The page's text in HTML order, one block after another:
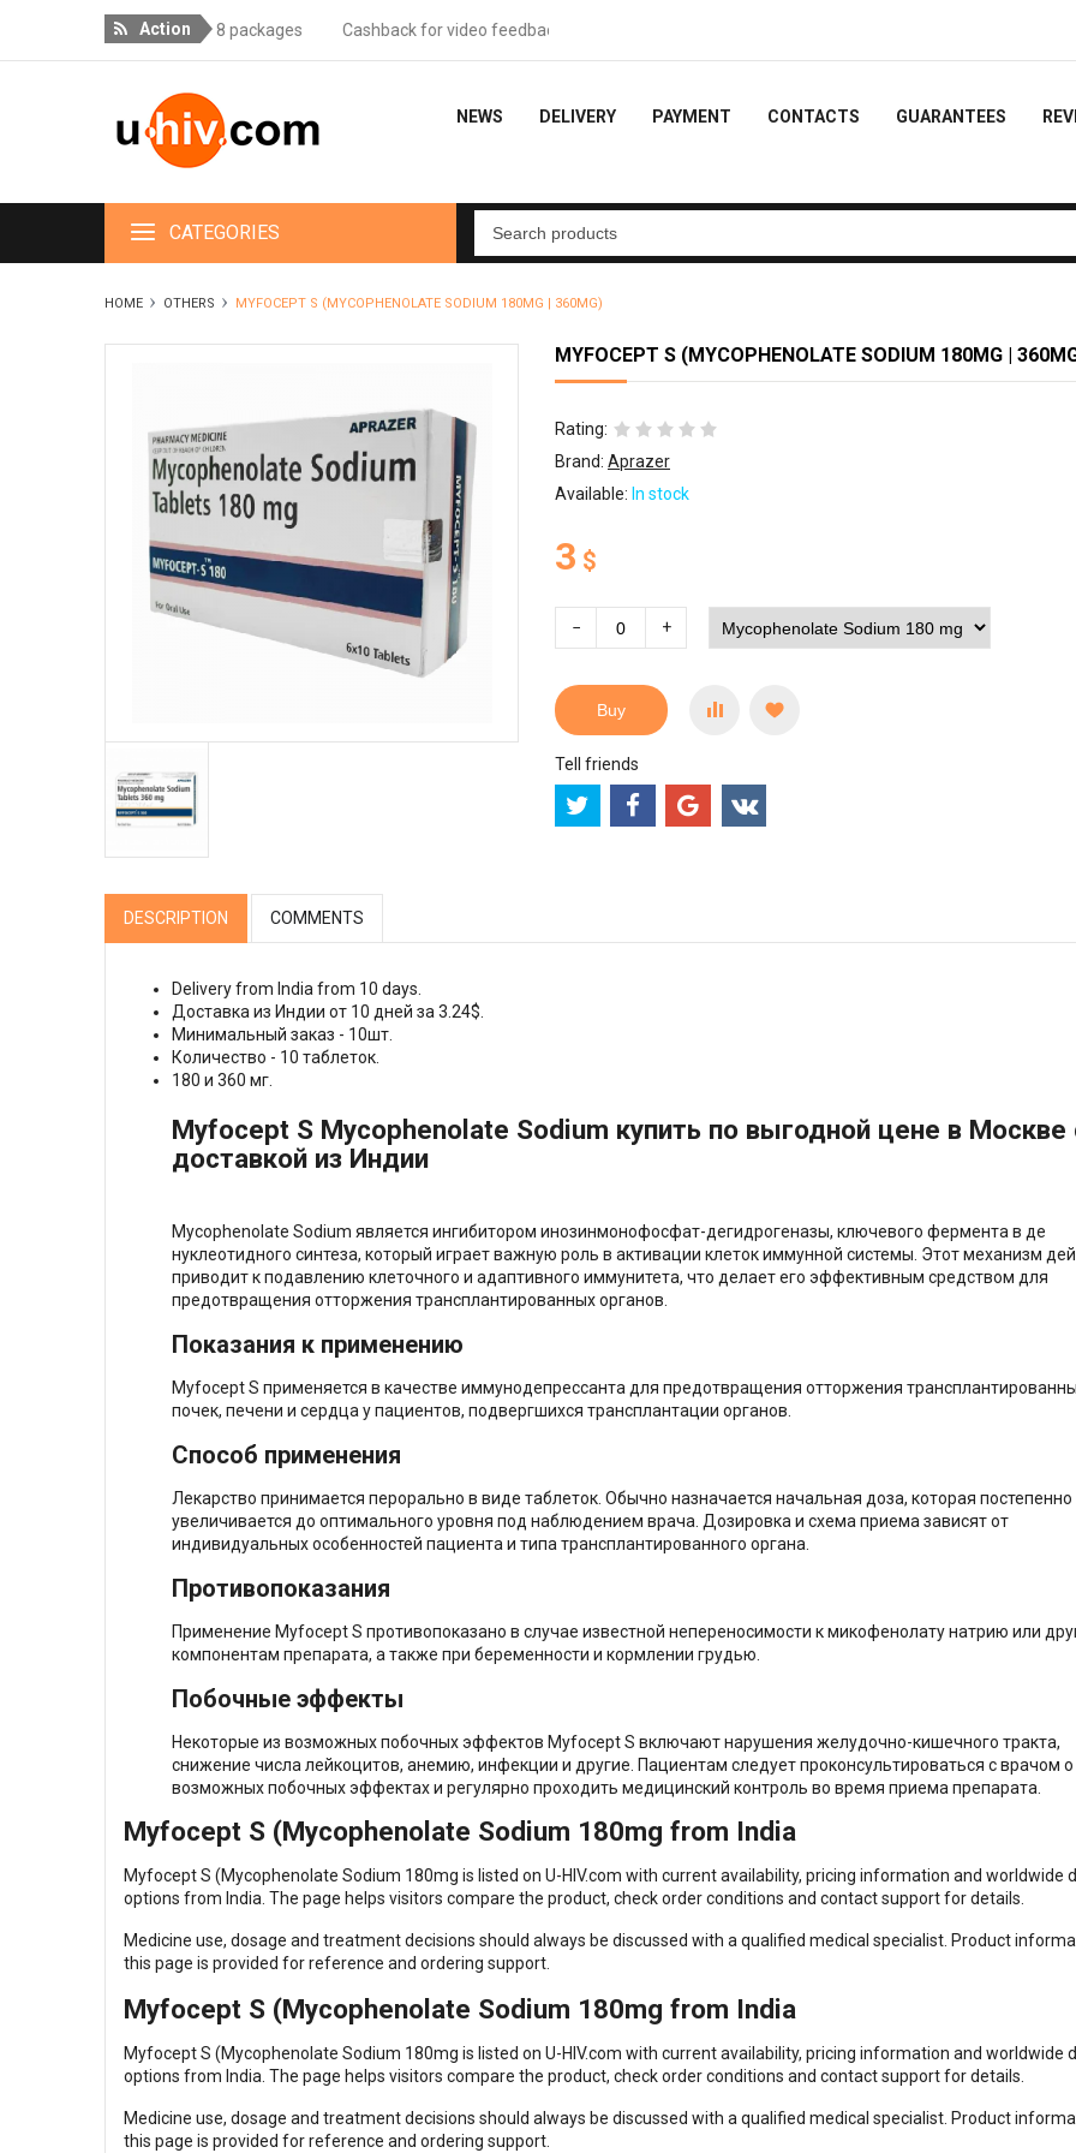
Action
for orders over 18 packages Cashback for video feedback - 10% of the order
NEWS DELIVERY PAYMENT CONTACTS GUARANTEES
CATEGORIES
HOME OTHERS MYFOCEPT S (MYCOPHENOLATE SODIUM 180MG | 360MG)
MYFOCEPT S (MYCOPHENOLATE SODIUM 180MG |
Rating:
Brand: Aprazer
Available: In stock
3 $
− +
Buy
Tell friends
DESCRIPTION COMMENTS
Delivery from India from 10 days.
Доставка из Индии от 10 дней за 3.24$.
Минимальный заказ - 10шт.
Количество - 10 таблеток.
180 и 360 мг.
Myfocept S Mycophenolate Sodium купить по выгодной цене в Москве
доставкой из Индии
Mycophenolate Sodium является ингибитором инозинмонофосфат-дегидрогеназы, ключевого фермента в де
нуклеотидного синтеза, который играет важную роль в активации клеток иммунной системы. Этот механизм
приводит к подавлению клеточного и адаптивного иммунитета, что делает его эффективным средством для
предотвращения отторжения трансплантированных органов.
Показания к применению
Myfocept S применяется в качестве иммунодепрессанта для предотвращения отторжения
почек, печени и сердца у пациентов, подвергшихся трансплантации органов.
Способ применения
Лекарство принимается перорально в виде таблеток. Обычно назначается начальная доза, которая постепенно
увеличивается до оптимального уровня под наблюдением врача. Дозировка и схема приема зависят от
индивидуальных особенностей пациента и типа трансплантированного органа.
Противопоказания
Применение Myfocept S противопоказано в случае известной непереносимости к микофенолату натрию или
компонентам препарата, а также при беременности и кормлении грудью.
Побочные эффекты
Некоторые из возможных побочных эффектов Myfocept S включают нарушения желудочно-кишечного тракта,
снижение числа лейкоцитов, анемию, инфекции и другие. Пациентам следует проконсультироваться с врачом о
возможных побочных эффектах и регулярно проходить медицинский контроль во время приема препарата.
Myfocept S (Mycophenolate Sodium 180mg from India
Myfocept S (Mycophenolate Sodium 180mg is listed on U-HIV.com with current availability, pricing information and worldwide
options from India. The page helps visitors compare the product, check order conditions and contact support for details.
Medicine use, dosage and treatment decisions should always be discussed with a qualified medical specialist. Product
this page is provided for reference and ordering support.
Myfocept S (Mycophenolate Sodium 180mg from India
Myfocept S (Mycophenolate Sodium 180mg is listed on U-HIV.com with current availability, pricing information and worldwide
options from India. The page helps visitors compare the product, check order conditions and contact support for details.
Medicine use, dosage and treatment decisions should always be discussed with a qualified medical specialist. Product
this page is provided for reference and ordering support.